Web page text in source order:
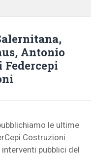
Antonio
Federcepi
le ultime
Costruzioni
pubblici del